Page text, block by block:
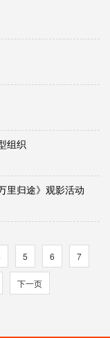
组织
归途》观影活动
5 6 7
下一页